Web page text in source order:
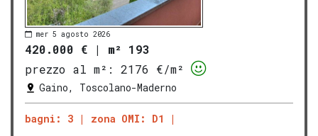
mer 5 agosto 2026
420.000 € | m² 193
prezzo al m²:
2176 €/m²
Gaino, Toscolano-Maderno
bagni: 3 zona OMI: D1